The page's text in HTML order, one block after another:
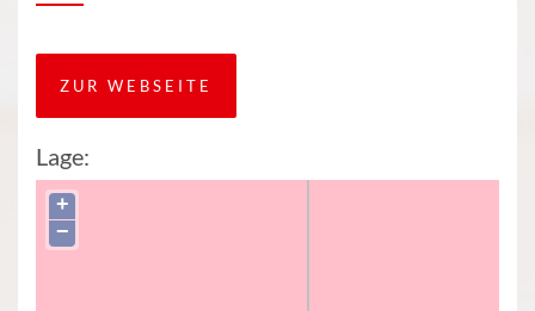
ZUR WEBSEITE
Lage:
+
−